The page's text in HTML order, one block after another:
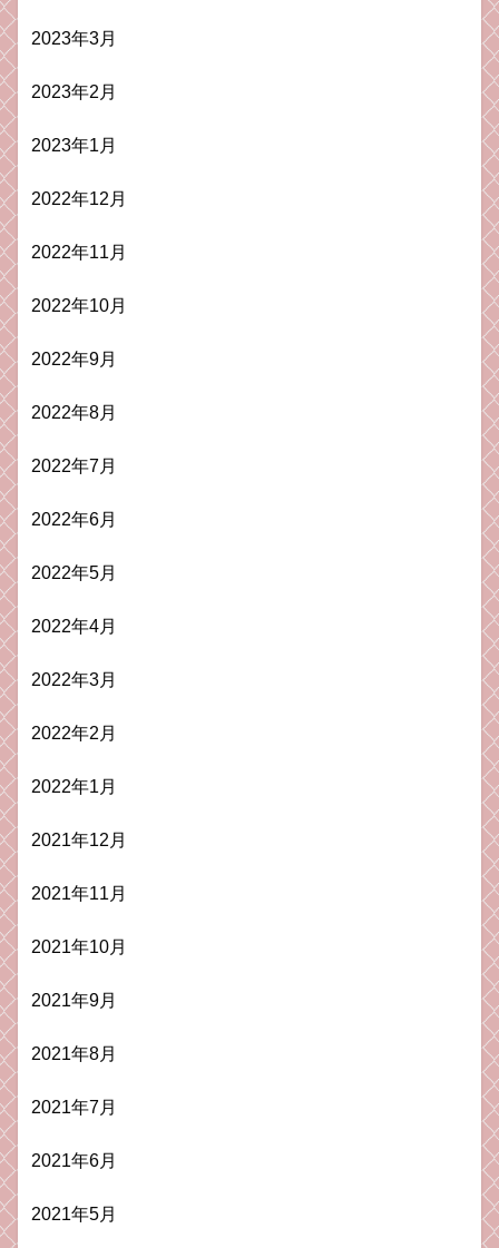
2023年3月
2023年2月
2023年1月
2022年12月
2022年11月
2022年10月
2022年9月
2022年8月
2022年7月
2022年6月
2022年5月
2022年4月
2022年3月
2022年2月
2022年1月
2021年12月
2021年11月
2021年10月
2021年9月
2021年8月
2021年7月
2021年6月
2021年5月